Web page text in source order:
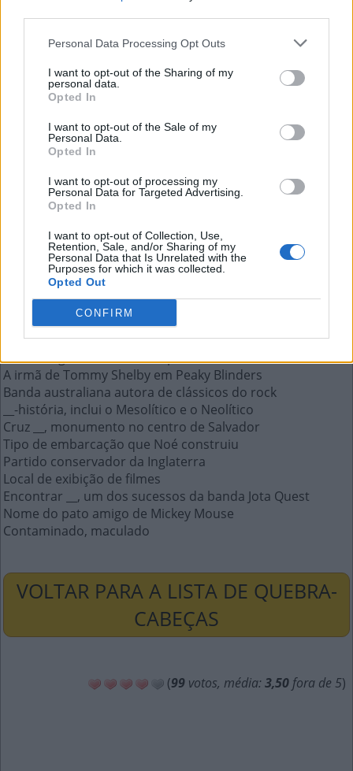
Personal Data Processing Opt Outs
I want to opt-out of the Sharing of my
personal data.
Opted In
I want to opt-out of the Sale of my
Personal Data.
Opted In
I want to opt-out of processing my
Personal Data for Targeted Advertising.
Opted In
I want to opt-out of Collection, Use,
Retention, Sale, and/or Sharing of my
Personal Data that Is Unrelated with the
Purposes for which it was collected.
Opted Out
CONFIRM
Maior prêmio da televisão
americana (ing.)
A resposta a esta pergunta:
Mais respostas deste quebra-cabeça:
Sigla do órgão que avalia a educação no Brasil
Doaram, entregaram
__ Back, famosa canção dos Beatles (ing.)
Passar bombril para limpar uma panela
Líder indígena da etnia Caiapó
A irmã de Tommy Shelby em Peaky Blinders
Banda australiana autora de clássicos do rock
__-história, inclui o Mesolítico e o Neolítico
Cruz __, monumento no centro de Salvador
Tipo de embarcação que Noé construiu
Partido conservador da Inglaterra
Local de exibição de filmes
Encontrar __, um dos sucessos da banda Jota Quest
Nome do pato amigo de Mickey Mouse
Contaminado, maculado
VOLTAR PARA A LISTA DE QUEBRA-
CABEÇAS
(99 votos, média: 3,50 fora de 5)